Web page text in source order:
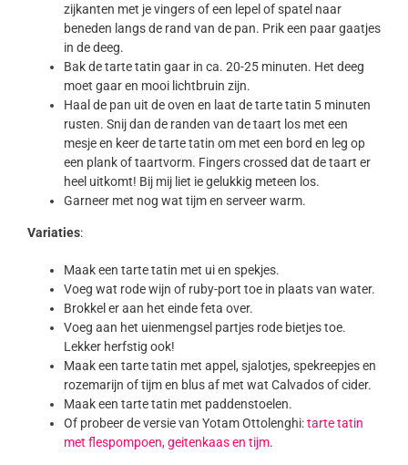
zijkanten met je vingers of een lepel of spatel naar
beneden langs de rand van de pan. Prik een paar gaatjes
in de deeg.
Bak de tarte tatin gaar in ca. 20-25 minuten. Het deeg
moet gaar en mooi lichtbruin zijn.
Haal de pan uit de oven en laat de tarte tatin 5 minuten
rusten. Snij dan de randen van de taart los met een
mesje en keer de tarte tatin om met een bord en leg op
een plank of taartvorm. Fingers crossed dat de taart er
heel uitkomt! Bij mij liet ie gelukkig meteen los.
Garneer met nog wat tijm en serveer warm.
Variaties:
Maak een tarte tatin met ui en spekjes.
Voeg wat rode wijn of ruby-port toe in plaats van water.
Brokkel er aan het einde feta over.
Voeg aan het uienmengsel partjes rode bietjes toe.
Lekker herfstig ook!
Maak een tarte tatin met appel, sjalotjes, spekreepjes en
rozemarijn of tijm en blus af met wat Calvados of cider.
Maak een tarte tatin met paddenstoelen.
Of probeer de versie van Yotam Ottolenghi:tarte tatin
met flespompoen, geitenkaas en tijm.